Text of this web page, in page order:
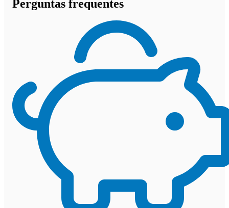
Perguntas frequentes